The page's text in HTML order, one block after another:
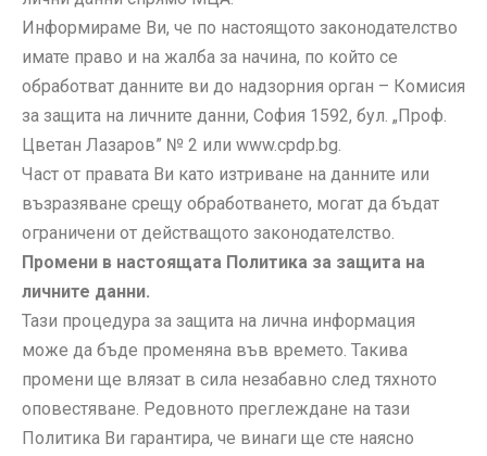
Информираме Ви, че по настоящото законодателство
имате право и на жалба за начина, по който се
обработват данните ви до надзорния орган – Комисия
за защита на личните данни, София 1592, бул. „Проф.
Цветан Лазаров” № 2 или www.cpdp.bg.
Част от правата Ви като изтриване на данните или
възразяване срещу обработването, могат да бъдат
ограничени от действащото законодателство.
Промени в настоящата Политика за защита на
личните данни.
Тази процедура за защита на лична информация
може да бъде променяна във времето. Такива
промени ще влязат в сила незабавно след тяхното
оповестяване. Редовното преглеждане на тази
Политика Ви гарантира, че винаги ще сте наясно